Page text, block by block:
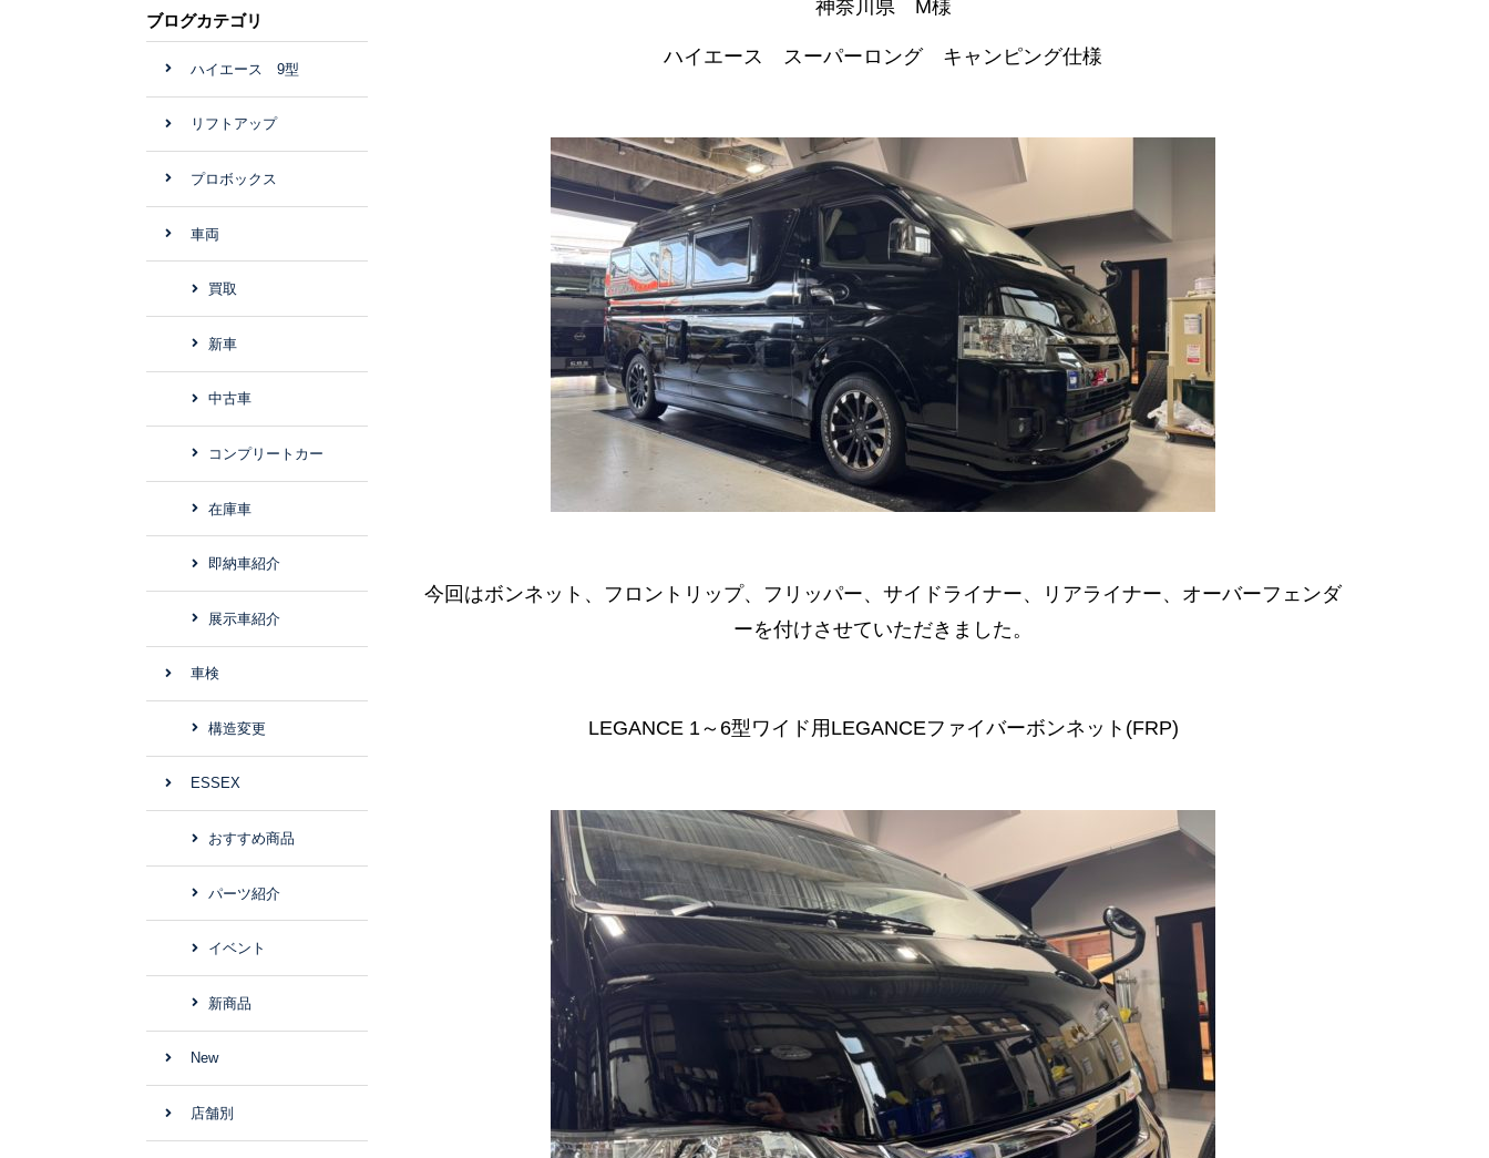
神奈川県 M様
ハイエース スーパーロング キャンピング仕様
今回はボンネット、フロントリップ、フリッパー、サイドライナー、リアライナー、オーバーフェンダ
ーを付けさせていただきました。
LEGANCE 1～6型ワイド用LEGANCEファイバーボンネット(FRP)
ブログカテゴリ
ハイエース 9型
リフトアップ
プロボックス
車両
買取
新車
中古車
コンプリートカー
在庫車
即納車紹介
展示車紹介
車検
構造変更
ESSEX
おすすめ商品
パーツ紹介
イベント
新商品
New
店舗別